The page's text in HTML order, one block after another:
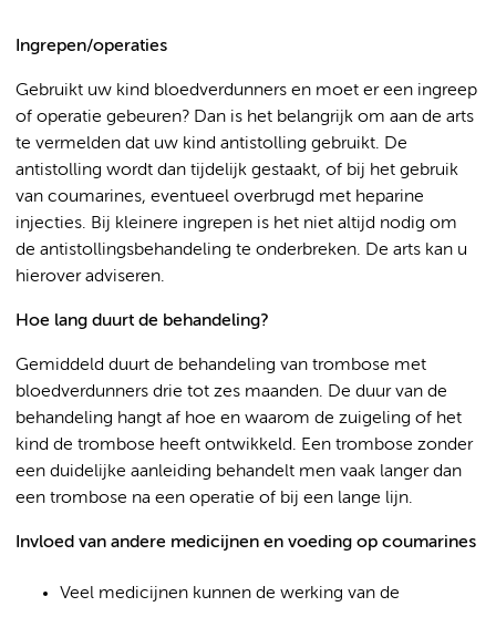
Ingrepen/operaties
Gebruikt uw kind bloedverdunners en moet er een ingreep
of operatie gebeuren? Dan is het belangrijk om aan de arts
te vermelden dat uw kind antistolling gebruikt. De
antistolling wordt dan tijdelijk gestaakt, of bij het gebruik
van coumarines, eventueel overbrugd met heparine
injecties. Bij kleinere ingrepen is het niet altijd nodig om
de antistollingsbehandeling te onderbreken. De arts kan u
hierover adviseren.
Hoe lang duurt de behandeling?
Gemiddeld duurt de behandeling van trombose met
bloedverdunners drie tot zes maanden. De duur van de
behandeling hangt af hoe en waarom de zuigeling of het
kind de trombose heeft ontwikkeld. Een trombose zonder
een duidelijke aanleiding behandelt men vaak langer dan
een trombose na een operatie of bij een lange lijn.
Invloed van andere medicijnen en voeding op coumarines
Veel medicijnen kunnen de werking van de